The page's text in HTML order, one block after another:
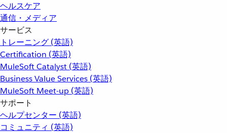
ヘルスケア
通信・メディア
サービス
トレーニング (英語)
Certification (英語)
MuleSoft Catalyst (英語)
Business Value Services (英語)
MuleSoft Meet-up (英語)
サポート
ヘルプセンター (英語)
コミュニティ (英語)